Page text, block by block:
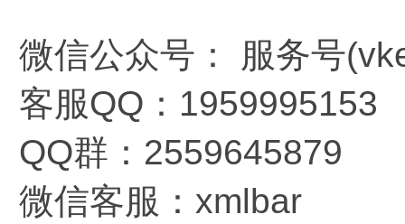
微信公众号： 服务号
客服QQ：1959995153
QQ群：2559645879
微信客服：xmlbar